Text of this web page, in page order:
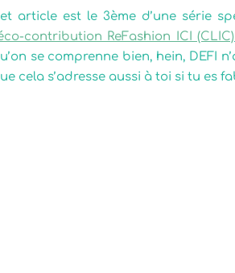
article est le 3ème d’une série
contribution ReFashion ICI (CLIC)
se comprenne bien, hein, DEFI
cela s’adresse aussi à toi si tu es